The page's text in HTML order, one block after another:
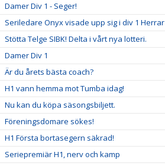
Damer Div 1 - Seger!
Seriledare Onyx visade upp sig i div 1 Herrar
Stötta Telge SIBK! Delta i vårt nya lotteri.
Damer Div 1
Är du årets bästa coach?
H1 vann hemma mot Tumba idag!
Nu kan du köpa säsongsbiljett.
Föreningsdomare sökes!
H1 Första bortasegern säkrad!
Seriepremiär H1, nerv och kamp